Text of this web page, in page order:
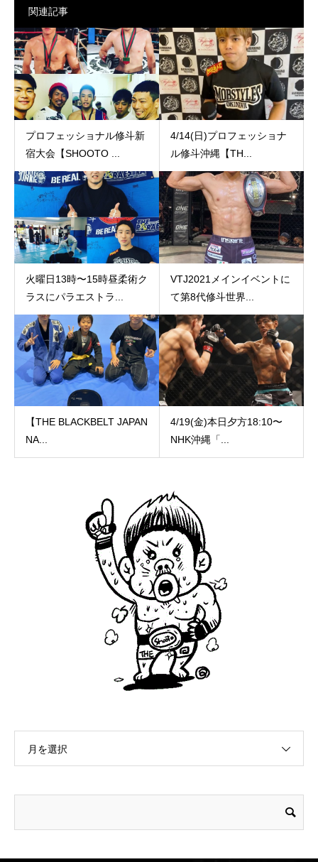
関連記事
プロフェッショナル修斗新
宿大会【SHOOTO ...
4/14(日)プロフェッショナ
ル修斗沖縄【TH...
火曜日13時〜15時昼柔術ク
ラスにパラエストラ...
VTJ2021メインイベントに
て第8代修斗世界...
【THE BLACKBELT JAPAN
NA...
4/19(金)本日夕方18:10〜
NHK沖縄「...
月を選択